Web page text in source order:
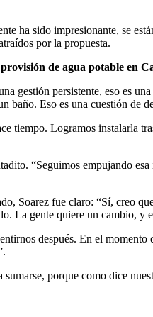
ha sido impresionante, se
por la propuesta.
provisión de agua potable en
gestión persistente, eso es
baño. Eso es una cuestión de
tiempo. Logramos instalarla
“Seguimos empujando
Soarez fue claro: “Sí, creo
La gente quiere un cambio, y
después. En el
porque como dice